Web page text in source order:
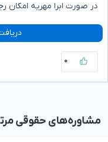
در صورت ابرا مهریه امکان
۰
مشاوره‌های حقوقی